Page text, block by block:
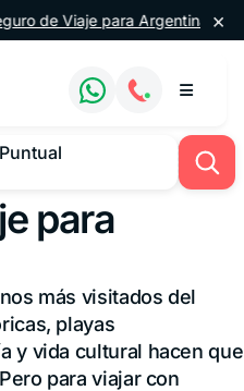
para Argentina•🔔 60% de
×
para
más visitados del
playas
y vida cultural hacen que
para viajar con